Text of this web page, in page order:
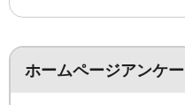
ホームページアンケ